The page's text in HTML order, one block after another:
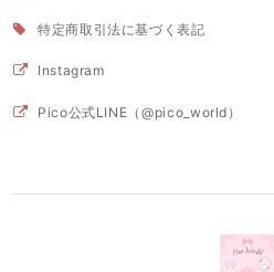
特定商取引法に基づく表記
Instagram
Pico公式LINE（@pico_world）